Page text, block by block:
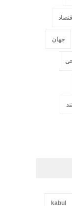
اقتصاد
جهان
kabul